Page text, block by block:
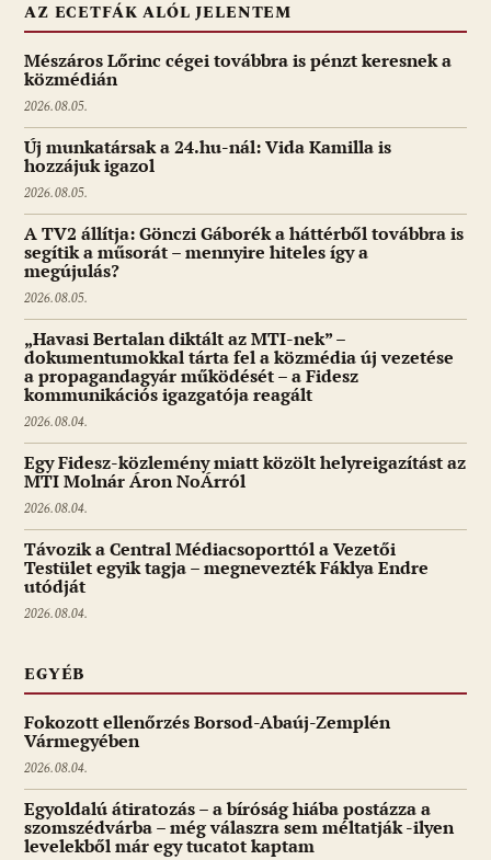
AZ ECETFÁK ALÓL JELENTEM
Mészáros Lőrinc cégei továbbra is pénzt keresnek a
közmédián
2026.08.05.
Új munkatársak a 24.hu-nál: Vida Kamilla is
hozzájuk igazol
2026.08.05.
A TV2 állítja: Gönczi Gáborék a háttérből továbbra is
segítik a műsorát – mennyire hiteles így a
megújulás?
2026.08.05.
„Havasi Bertalan diktált az MTI-nek” –
dokumentumokkal tárta fel a közmédia új vezetése
a propagandagyár működését – a Fidesz
kommunikációs igazgatója reagált
2026.08.04.
Egy Fidesz-közlemény miatt közölt helyreigazítást az
MTI Molnár Áron NoÁrról
2026.08.04.
Távozik a Central Médiacsoporttól a Vezetői
Testület egyik tagja – megnevezték Fáklya Endre
utódját
2026.08.04.
EGYÉB
Fokozott ellenőrzés Borsod-Abaúj-Zemplén
Vármegyében
2026.08.04.
Egyoldalú átiratozás – a bíróság hiába postázza a
szomszédvárba – még válaszra sem méltatják -ilyen
levelekből már egy tucatot kaptam